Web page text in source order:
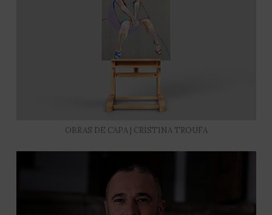
OBRAS DE CAPA | CRISTINA TROUFA